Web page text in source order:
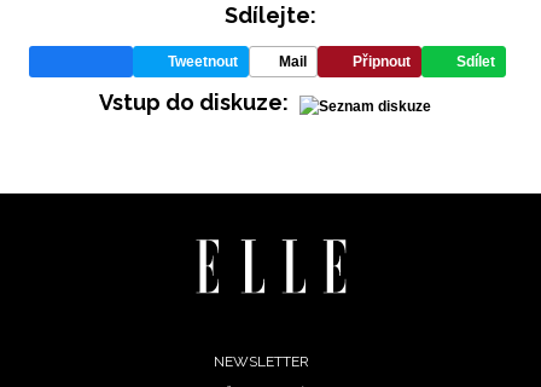
Sdílejte:
Tweetnout Mail Připnout Sdílet
Vstup do diskuze:
NEWSLETTER